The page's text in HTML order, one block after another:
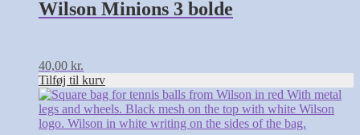
Wilson Minions 3 bolde
40,00 kr.
Tilføj til kurv